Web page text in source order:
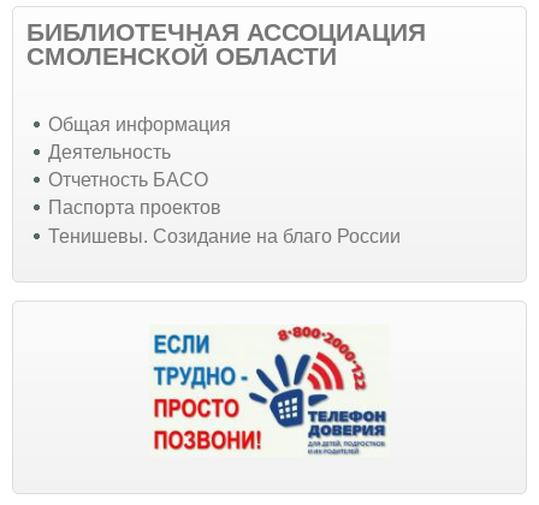
БИБЛИОТЕЧНАЯ АССОЦИАЦИЯ
СМОЛЕНСКОЙ ОБЛАСТИ
Общая информация
Деятельность
Отчетность БАСО
Паспорта проектов
Тенишевы. Созидание на благо России